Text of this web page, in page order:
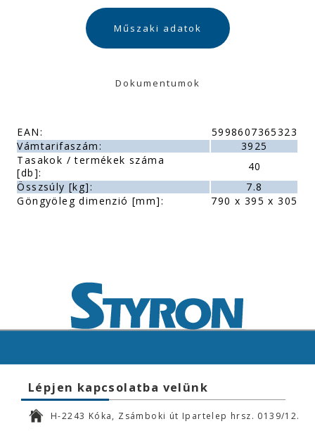
Műszaki adatok
Dokumentumok
EAN:
5998607365323
Vámtarifaszám:
3925
Tasakok / termékek száma
[db]:
40
Összsúly [kg]:
7.8
Göngyöleg dimenzió [mm]:
790 x 395 x 305
Lépjen kapcsolatba velünk
H-2243 Kóka, Zsámboki út Ipartelep hrsz. 0139/12.